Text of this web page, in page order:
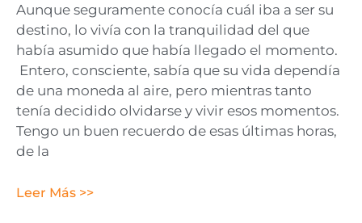
Aunque seguramente conocía cuál iba a ser su
destino, lo vivía con la tranquilidad del que
había asumido que había llegado el momento.
Entero, consciente, sabía que su vida dependía
de una moneda al aire, pero mientras tanto
tenía decidido olvidarse y vivir esos momentos.
Tengo un buen recuerdo de esas últimas horas,
de la
Leer Más >>